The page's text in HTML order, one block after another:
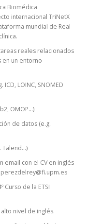
Biomédica
internacional TriNetX
mundial de Real
reales relacionados
en un entorno
LOINC, SNOMED
OMOP…)
de datos (e.g.
email con el CV en inglés
Curso de la ETSI
nivel de inglés.